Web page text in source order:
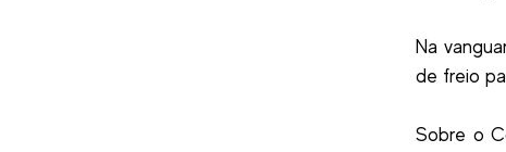
Na
de freio
Sobre o